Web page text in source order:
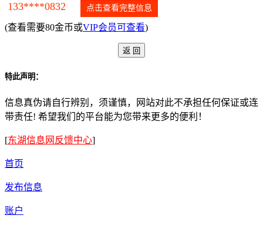
133****0832 点击查看完整信息
(查看需要80金币或VIP会员可查看)
特此声明：
信息真伪请自行辨别，须谨慎，网站对此不承担任何保证或连
带责任! 希望我们的平台能为您带来更多的便利！
[东湖信息网反馈中心]
首页
发布信息
账户